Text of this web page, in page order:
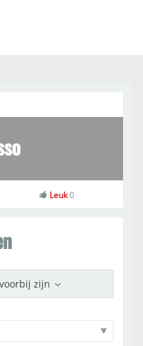
Leuk0
zijn